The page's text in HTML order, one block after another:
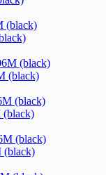
(black)
(black)
(black)